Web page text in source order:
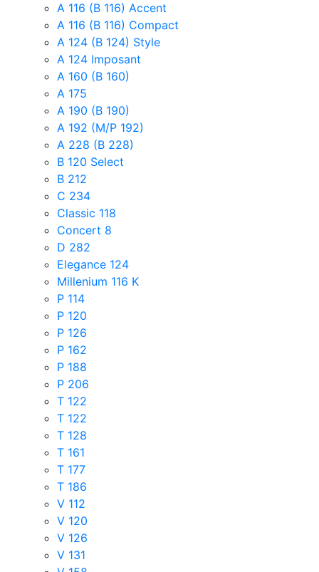
A 116 (B 116) Accent
A 116 (B 116) Compact
A 124 (B 124) Style
A 124 Imposant
A 160 (B 160)
A 175
A 190 (B 190)
A 192 (M/P 192)
A 228 (B 228)
B 120 Select
B 212
C 234
Classic 118
Concert 8
D 282
Elegance 124
Millenium 116 K
P 114
P 120
P 126
P 162
P 188
P 206
T 122
T 122
T 128
T 161
T 177
T 186
V 112
V 120
V 126
V 131